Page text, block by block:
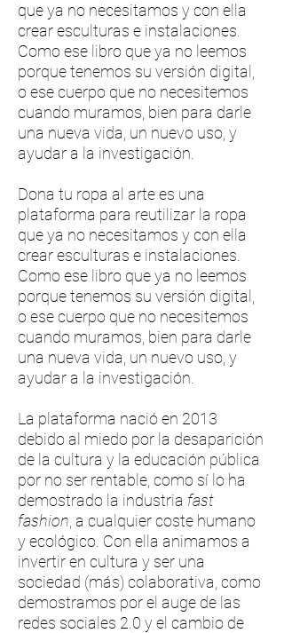
que ya no necesitamos y con ella
crear esculturas e instalaciones.
Como ese libro que ya no leemos
porque tenemos su versión digital,
o ese cuerpo que no necesitemos
cuando muramos, bien para darle
una nueva vida, un nuevo uso, y
ayudar a la investigación.
Dona tu ropa al arte es una
plataforma para reutilizar la ropa
que ya no necesitamos y con ella
crear esculturas e instalaciones.
Como ese libro que ya no leemos
porque tenemos su versión digital,
o ese cuerpo que no necesitemos
cuando muramos, bien para darle
una nueva vida, un nuevo uso, y
ayudar a la investigación.
La plataforma nació en 2013
debido al miedo por la desaparición
de la cultura y la educación pública
por no ser rentable, como sí lo ha
demostrado la industria fast
fashion , a cualquier coste humano
y ecológico. Con ella animamos a
invertir en cultura y ser una
sociedad (más) colaborativa, como
demostramos por el auge de las
redes sociales 2.0 y el cambio de